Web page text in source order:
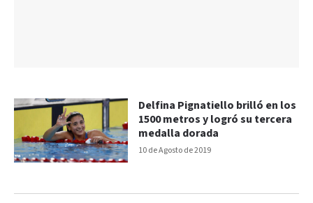
10 de Agosto de 2019
Delfina Pignatiello brilló en los
1500 metros y logró su tercera
medalla dorada